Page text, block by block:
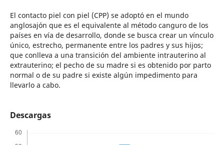
El contacto piel con piel (CPP) se adoptó en el mundo
anglosajón que es el equivalente al método canguro de los
países en vía de desarrollo, donde se busca crear un vínculo
único, estrecho, permanente entre los padres y sus hijos;
que conlleva a una transición del ambiente intrauterino al
extrauterino; el pecho de su madre si es obtenido por parto
normal o de su padre si existe algún impedimento para
llevarlo a cabo.
Descargas